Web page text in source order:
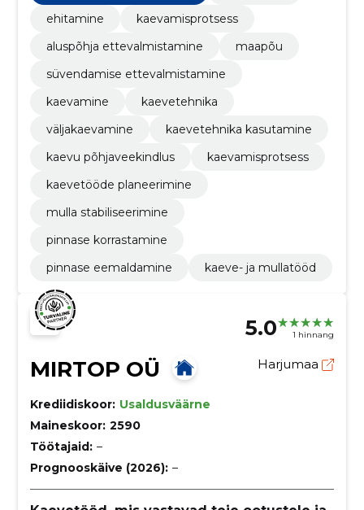
ehitamine
kaevamisprotsess
aluspõhja ettevalmistamine
maapõu
süvendamise ettevalmistamine
kaevamine
kaevetehnika
väljakaevamine
kaevetehnika kasutamine
kaevu põhjaveekindlus
kaevamisprotsess
kaevetööde planeerimine
mulla stabiliseerimine
pinnase korrastamine
pinnase eemaldamine
kaeve- ja mullatööd
5.0 1 hinnang
MIRTOP OÜ Harjumaa
Krediidiskoor: Usaldusväärne
Maineskoor: 2590
Töötajaid: –
Prognooskäive (2026): –